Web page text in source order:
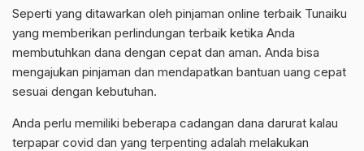
Seperti yang ditawarkan oleh pinjaman online terbaik Tunaiku
yang memberikan perlindungan terbaik ketika Anda
membutuhkan dana dengan cepat dan aman. Anda bisa
mengajukan pinjaman dan mendapatkan bantuan uang cepat
sesuai dengan kebutuhan.
Anda perlu memiliki beberapa cadangan dana darurat kalau
terpapar covid dan yang terpenting adalah melakukan